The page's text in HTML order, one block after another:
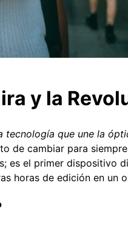
y la
que une la
de cambiar para
es el primer dispositivo
horas de edición en un